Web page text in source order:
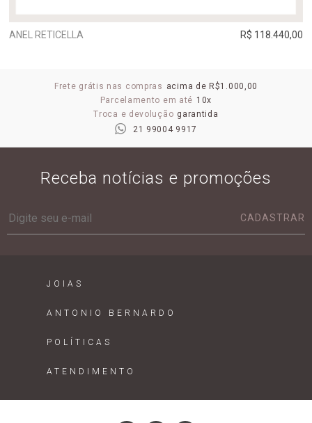
ANEL RETICELLA R$ 118.440,00
Frete grátis nas compras acima de R$1.000,00
Parcelamento em até 10x
Troca e devolução garantida
21 99004 9917
Receba notícias e promoções
CADASTRAR
JOIAS
ANTONIO BERNARDO
POLÍTICAS
ATENDIMENTO